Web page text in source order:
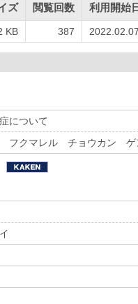
ズ 閲覧回数 利用開始
KB 387 2022.02.07
について
フクマレル チョウカン